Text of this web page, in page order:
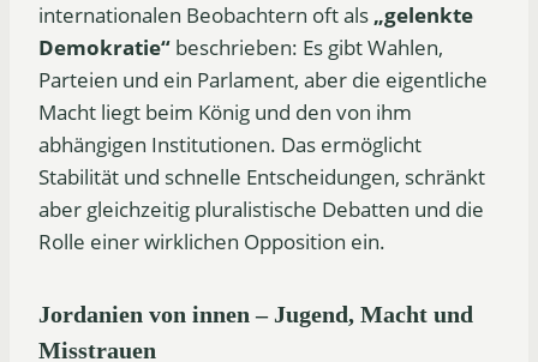
internationalen Beobachtern oft als „gelenkte
Demokratie“ beschrieben: Es gibt Wahlen,
Parteien und ein Parlament, aber die eigentliche
Macht liegt beim König und den von ihm
abhängigen Institutionen. Das ermöglicht
Stabilität und schnelle Entscheidungen, schränkt
aber gleichzeitig pluralistische Debatten und die
Rolle einer wirklichen Opposition ein.
Jordanien von innen – Jugend, Macht und
Misstrauen